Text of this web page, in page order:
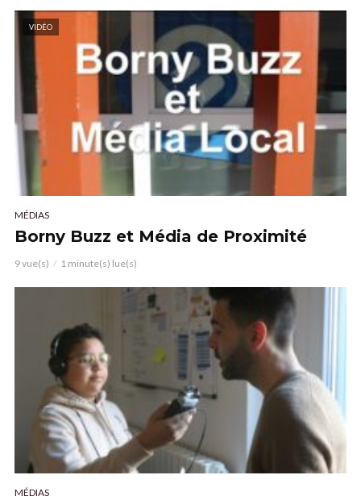
VIDÉO
MÉDIAS
Borny Buzz et Média de Proximité
9 vue(s) 1 minute(s) lue(s)
MÉDIAS